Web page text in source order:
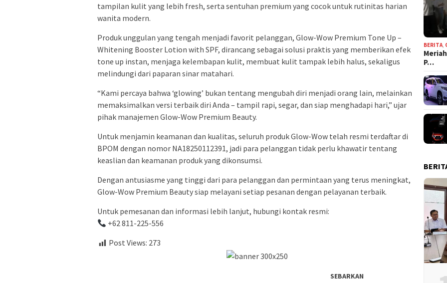
tampilan kulit yang lebih fresh, serta sentuhan premium yang cocok untuk rutinitas harian
wanita modern.
Produk unggulan yang tengah menjadi favorit pelanggan, Glow-Wow Premium Tone Up –
Whitening Booster Lotion with SPF, dirancang sebagai solusi praktis yang memberikan efek
tone up instan, menjaga kelembapan kulit, membuat kulit tampak lebih halus, sekaligus
melindungi dari paparan sinar matahari.
“Kami percaya bahwa ‘glowing’ bukan tentang mengubah diri menjadi orang lain, melainkan
memaksimalkan versi terbaik diri Anda – tampil rapi, segar, dan siap menghadapi hari,” ujar
pihak manajemen Glow-Wow Premium Beauty.
Untuk menjamin keamanan dan kualitas, seluruh produk Glow-Wow telah resmi terdaftar di
BPOM dengan nomor NA18250112391, jadi para pelanggan tidak perlu khawatir tentang
keaslian dan keamanan produk yang dikonsumsi.
Dengan antusiasme yang tinggi dari para pelanggan dan permintaan yang terus meningkat,
Glow-Wow Premium Beauty siap melayani setiap pesanan dengan pelayanan terbaik.
Untuk pemesanan dan informasi lebih lanjut, hubungi kontak resmi:
+62 811-225-556
Post Views: 273
SEBARKAN
BERITA,
P…